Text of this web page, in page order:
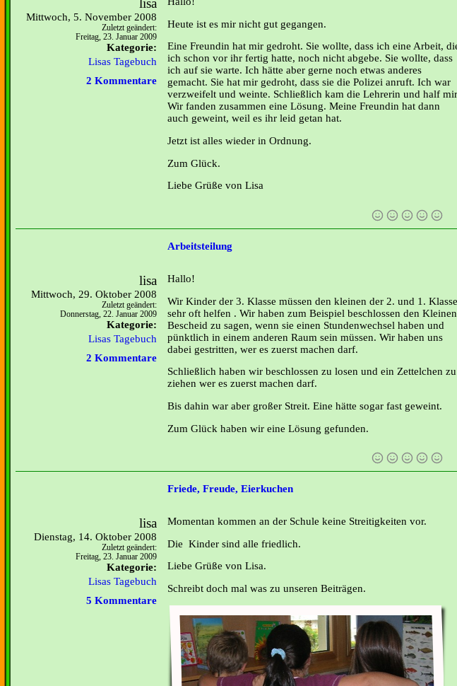
lisa
Mittwoch, 5. November 2008
Zuletzt geändert:
Freitag, 23. Januar 2009
Kategorie:
Lisas Tagebuch
2 Kommentare
Heute ist es mir nicht gut gegangen.
Eine Freundin hat mir gedroht. Sie wollte, dass ich eine Arbeit,
ich schon vor ihr fertig hatte, noch nicht abgebe. Sie wollte, dass
ich auf sie warte. Ich hätte aber gerne noch etwas anderes
gemacht. Sie hat mir gedroht, dass sie die Polizei anruft. Ich war
verzweifelt und weinte. Schließlich kam die Lehrerin und half
Wir fanden zusammen eine Lösung. Meine Freundin hat dann
auch geweint, weil es ihr leid getan hat.
Jetzt ist alles wieder in Ordnung.
Zum Glück.
Liebe Grüße von Lisa
Arbeitsteilung
lisa
Mittwoch, 29. Oktober 2008
Zuletzt geändert:
Donnerstag, 22. Januar 2009
Kategorie:
Lisas Tagebuch
2 Kommentare
Hallo!
Wir Kinder der 3. Klasse müssen den kleinen der 2. und 1. Klasse
sehr oft helfen . Wir haben zum Beispiel beschlossen den Kleinen
Bescheid zu sagen, wenn sie einen Stundenwechsel haben und
pünktlich in einem anderen Raum sein müssen. Wir haben uns
dabei gestritten, wer es zuerst machen darf.
Schließlich haben wir beschlossen zu losen und ein Zettelchen zu
ziehen wer es zuerst machen darf.
Bis dahin war aber großer Streit. Eine hätte sogar fast geweint.
Zum Glück haben wir eine Lösung gefunden.
Friede, Freude, Eierkuchen
lisa
Dienstag, 14. Oktober 2008
Zuletzt geändert:
Freitag, 23. Januar 2009
Kategorie:
Lisas Tagebuch
5 Kommentare
Momentan kommen an der Schule keine Streitigkeiten vor.
Die Kinder sind alle friedlich.
Liebe Grüße von Lisa.
Schreibt doch mal was zu unseren Beiträgen.